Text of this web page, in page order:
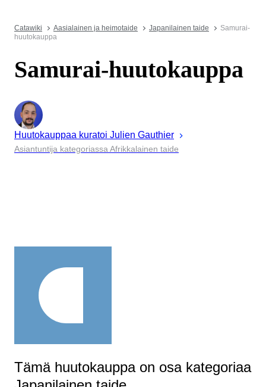
Catawiki Aasialainen ja heimotaide Japanilainen taide
Samurai-
huutokauppa
Samurai-huutokauppa
Huutokauppaa kuratoi Julien Gauthier
Asiantuntija kategoriassa Afrikkalainen taide
Tämä huutokauppa on osa kategoriaa